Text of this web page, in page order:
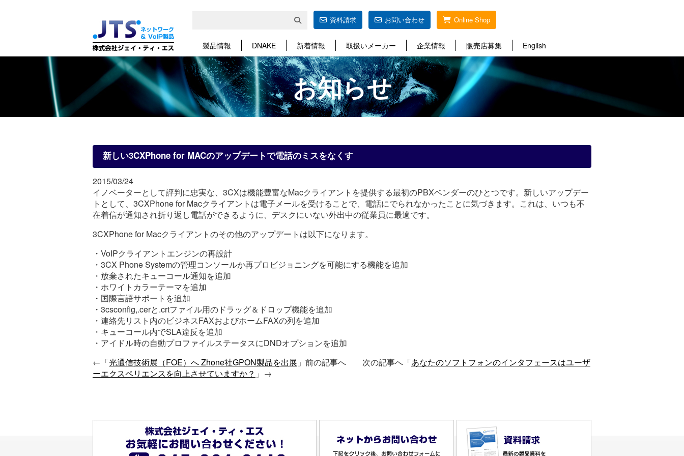
資料請求 お問い合わせ Online Shop
製品情報 DNAKE 新着情報 取扱いメーカー 企業情報 販売店募集 English
お知らせ
新しい3CXPhone for MACのアップデートで電話のミスをなくす
2015/03/24
イノベーターとして評判に忠実な、3CXは機能豊富なMacクライアントを提供する最初のPBXベンダーのひとつです。新しいアップデー
トとして、3CXPhone for Macクライアントは電子メールを受けることで、電話にでられなかったことに気づきます。これは、いつも不
在着信が通知され折り返し電話ができるように、デスクにいない外出中の従業員に最適です。
3CXPhone for Macクライアントのその他のアップデートは以下になります。
・VoIPクライアントエンジンの再設計
・3CX Phone Systemの管理コンソールか再プロビジョニングを可能にする機能を追加
・放棄されたキューコール通知を追加
・ホワイトカラーテーマを追加
・国際言語サポートを追加
・3csconfig,.cerと.crtファイル用のドラッグ＆ドロップ機能を追加
・連絡先リスト内のビジネスFAXおよびホームFAXの列を追加
・キューコール内でSLA違反を追加
・アイドル時の自動プロファイルステータスにDNDオプションを追加
←「光通信技術展（FOE）へ Zhone社GPON製品を出展 」前の記事へ 次の記事へ「あなたのソフトフォンのインタフェースはユーザ
ーエクスペリエンスを向上させていますか？ 」→